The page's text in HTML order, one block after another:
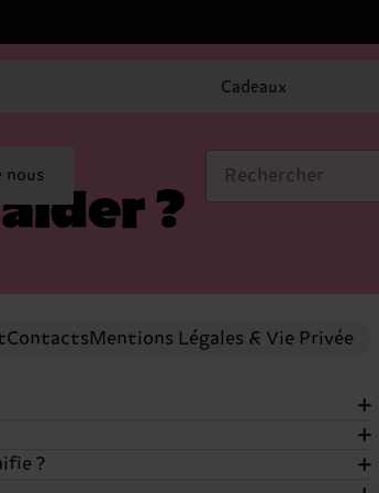
Cadeaux
nous ?
ContactsMentions Légales & Vie Privée
?